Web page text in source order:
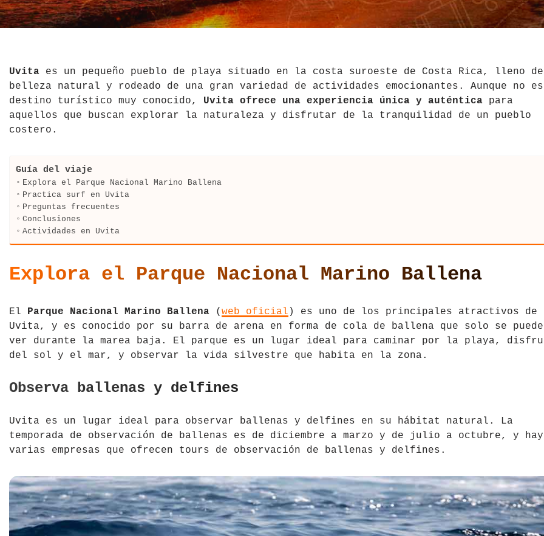
El Salvador
Hawái
México
Nicaragua
Perú
República Dominicana
Venezuela
Jordania
La India
Madagascar
Malasia
Mongolia
Nepal
Qatar
Tailandia
Vietnam
Croacia
Escocia
Eslovenia
España
Francia
Grecia
Hungría
Inglaterra
Islandia
Italia
Macedonia del Norte
Noruega
País de Gales
Portugal
Uvita es un pequeño pueblo de playa situado en la costa suroeste de Costa Rica, lleno de
belleza natural y rodeado de una gran variedad de actividades emocionantes. Aunque no
destino turístico muy conocido, Uvita ofrece una experiencia única y auténtica para
aquellos que buscan explorar la naturaleza y disfrutar de la tranquilidad de un pueblo
costero.
Guía del viaje
Explora el Parque Nacional Marino Ballena
Practica surf en Uvita
Preguntas frecuentes
Conclusiones
Actividades en Uvita
Explora el Parque Nacional Marino Ballena
El Parque Nacional Marino Ballena ( web oficial ) es uno de los principales atractivos de
Uvita, y es conocido por su barra de arena en forma de cola de ballena que solo se puede
ver durante la marea baja. El parque es un lugar ideal para caminar por la playa,
del sol y el mar, y observar la vida silvestre que habita en la zona.
Observa ballenas y delfines
Uvita es un lugar ideal para observar ballenas y delfines en su hábitat natural. La
temporada de observación de ballenas es de diciembre a marzo y de julio a octubre, y hay
varias empresas que ofrecen tours de observación de ballenas y delfines.